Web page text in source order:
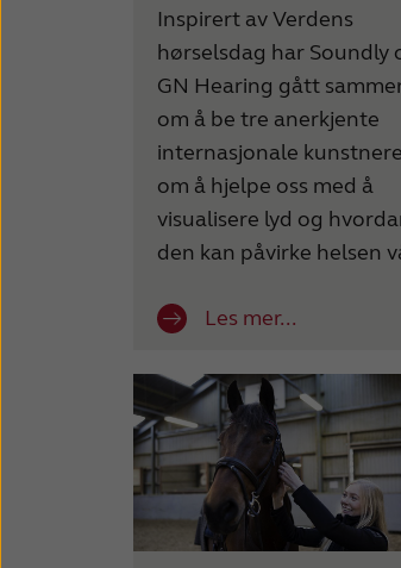
Inspirert av Verdens
hørselsdag har Soundly
GN Hearing gått
om å be tre anerkjente
internasjonale kunstnere
om å hjelpe oss med å
visualisere lyd og
den kan påvirke helsen
Les mer...